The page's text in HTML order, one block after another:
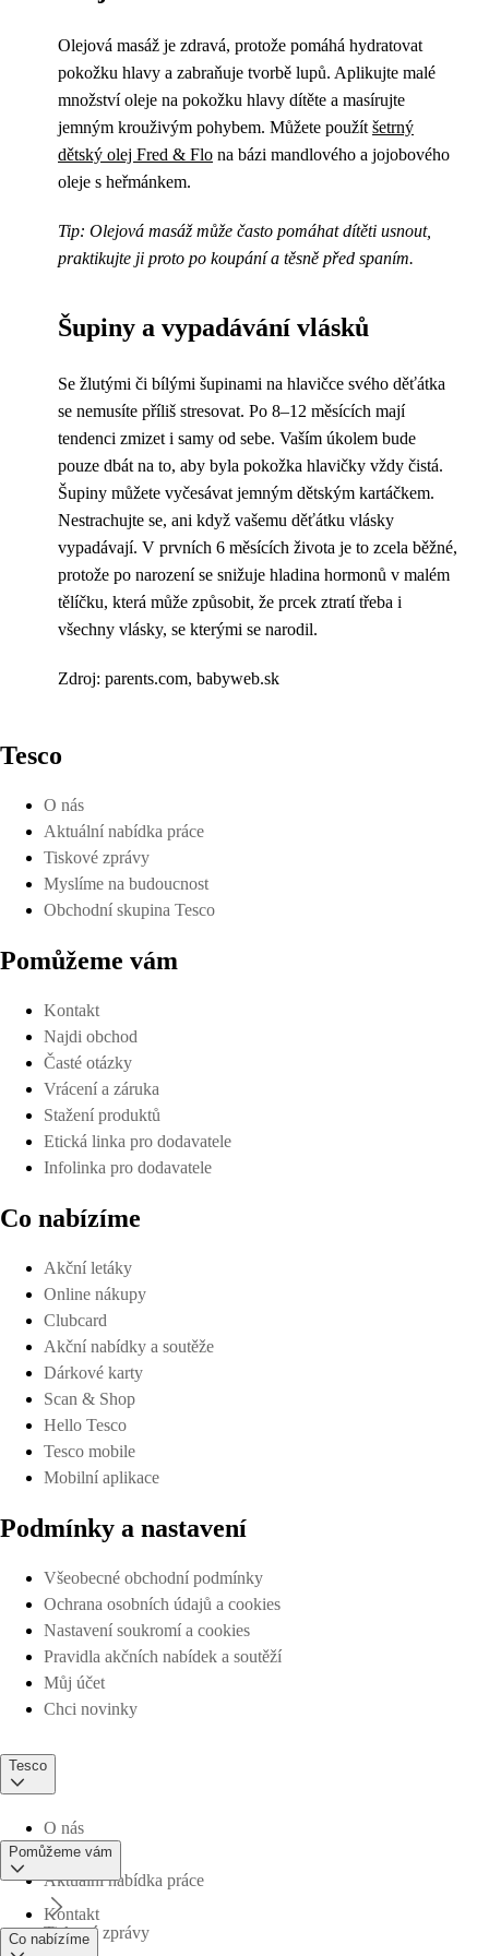
Olejová masáž je zdravá, protože pomáhá hydratovat
pokožku hlavy a zabraňuje tvorbě lupů. Aplikujte malé
množství oleje na pokožku hlavy dítěte a masírujte
jemným krouživým pohybem. Můžete použít šetrný
dětský olej Fred & Flo na bázi mandlového a jojobového
oleje s heřmánkem.
Tip: Olejová masáž může často pomáhat dítěti usnout,
praktikujte ji proto po koupání a těsně před spaním.
Šupiny a vypadávání vlásků
Se žlutými či bílými šupinami na hlavičce svého děťátka
se nemusíte příliš stresovat. Po 8–12 měsících mají
tendenci zmizet i samy od sebe. Vaším úkolem bude
pouze dbát na to, aby byla pokožka hlavičky vždy čistá.
Šupiny můžete vyčesávat jemným dětským kartáčkem.
Nestrachujte se, ani když vašemu děťátku vlásky
vypadávají. V prvních 6 měsících života je to zcela běžné,
protože po narození se snižuje hladina hormonů v malém
tělíčku, která může způsobit, že prcek ztratí třeba i
všechny vlásky, se kterými se narodil.
Zdroj: parents.com, babyweb.sk
Tesco
O nás
Aktuální nabídka práce
Tiskové zprávy
Myslíme na budoucnost
Obchodní skupina Tesco
Pomůžeme vám
Kontakt
Najdi obchod
Časté otázky
Vrácení a záruka
Stažení produktů
Etická linka pro dodavatele
Infolinka pro dodavatele
Co nabízíme
Akční letáky
Online nákupy
Clubcard
Akční nabídky a soutěže
Dárkové karty
Scan & Shop
Hello Tesco
Tesco mobile
Mobilní aplikace
Podmínky a nastavení
Všeobecné obchodní podmínky
Ochrana osobních údajů a cookies
Nastavení soukromí a cookies
Pravidla akčních nabídek a soutěží
Můj účet
Chci novinky
Tesco
O nás
Aktuální nabídka práce
Tiskové zprávy
Pomůžeme vám
Kontakt
Co nabízíme